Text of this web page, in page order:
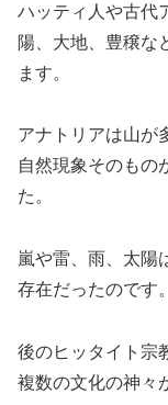
ハッティ人や古代
陽、大地、豊穣な
ます。
アナトリアは山が
自然現象そのもの
た。
嵐や雷、雨、太陽
存在だったのです。
後のヒッタイト宗
複数の文化の神々